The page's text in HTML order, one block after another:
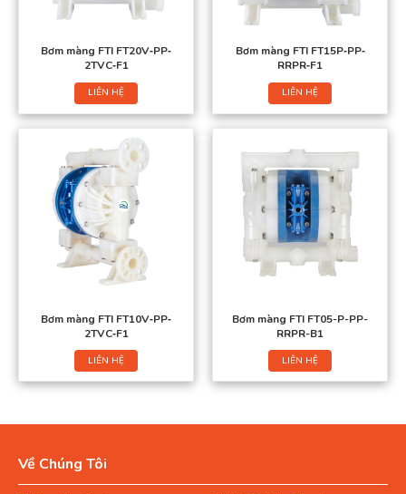
Bơm màng FTI FT20V‐PP‐
2TVC‐F1
LIÊN HỆ
Bơm màng FTI FT15P‐PP‐
RRPR‐F1
LIÊN HỆ
Bơm màng FTI FT10V‐PP‐
2TVC‐F1
LIÊN HỆ
Bơm màng FTI FT05-P-PP-
RRPR-B1
LIÊN HỆ
Về Chúng Tôi